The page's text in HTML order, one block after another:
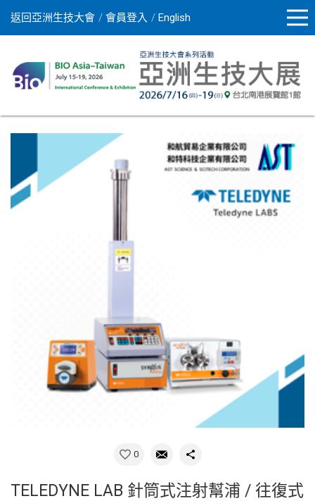
返回亞洲生技大會 會員登入 English
0
TELEDYNE LAB 針筒式注射幫浦 / 往復式